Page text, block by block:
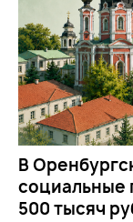
В
социальные
500 тысяч